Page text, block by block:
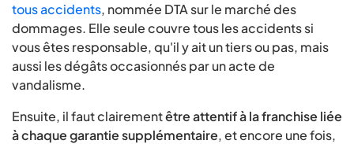
tous accidents, nommée DTA sur le marché des
dommages. Elle seule couvre tous les accidents si
vous êtes responsable, qu'il y ait un tiers ou pas, mais
aussi les dégâts occasionnés par un acte de
vandalisme.
Ensuite, il faut clairementêtre attentif à la franchise liée
à chaque garantie supplémentaire, et encore une fois,